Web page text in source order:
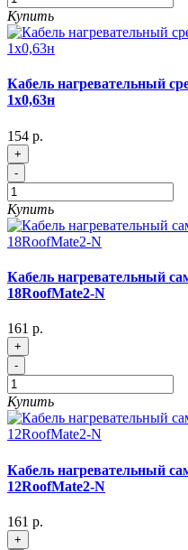
Купить
Кабель нагревательный
1х0,63н
154 р.
+
-
Купить
Кабель нагревательный
18RoofMate2-N
161 р.
+
-
Купить
Кабель нагревательный
12RoofMate2-N
161 р.
+